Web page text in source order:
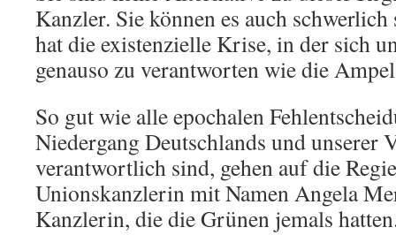
Kanzler. Sie können es auch
hat die existenzielle Krise, in der sich
genauso zu verantworten wie die
So gut wie alle epochalen
Niedergang Deutschlands und unserer
verantwortlich sind, gehen auf die
Unionskanzlerin mit Namen Angela
Kanzlerin, die die Grünen jemals